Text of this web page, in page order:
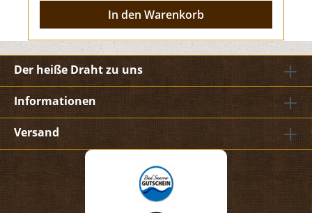
unwiderstehliche Genuss entsteht durch die
perfekte Kombination aus knusprigen
Florentinern und süßer Vollmilch-Schokolade.
Jeder Bissen schmilzt im Mund und entfaltet eine
harmonische Balance aus Karamellnoten und
Schokoladenaromen – ideal für alle, die
vollmundige, handwerkliche
Feinschmeckermomente schätzen. Ob zum
persönlichen Genuss oder als exklusives
Geschenk – diese Vollmilch Florentiner sind eine
wunderbare Wahl für alle, die sich etwas
und die handwerkliche Fertigung machen diese
Schokoladenkreation zu einem einzigartigen
Erlebnis. Warum Sie die Vollmilch Florentiner
In den Warenkorb
Der heiße Draht zu uns
Informationen
Versand